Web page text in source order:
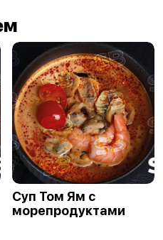
Суп Том Ям с
морепродуктами